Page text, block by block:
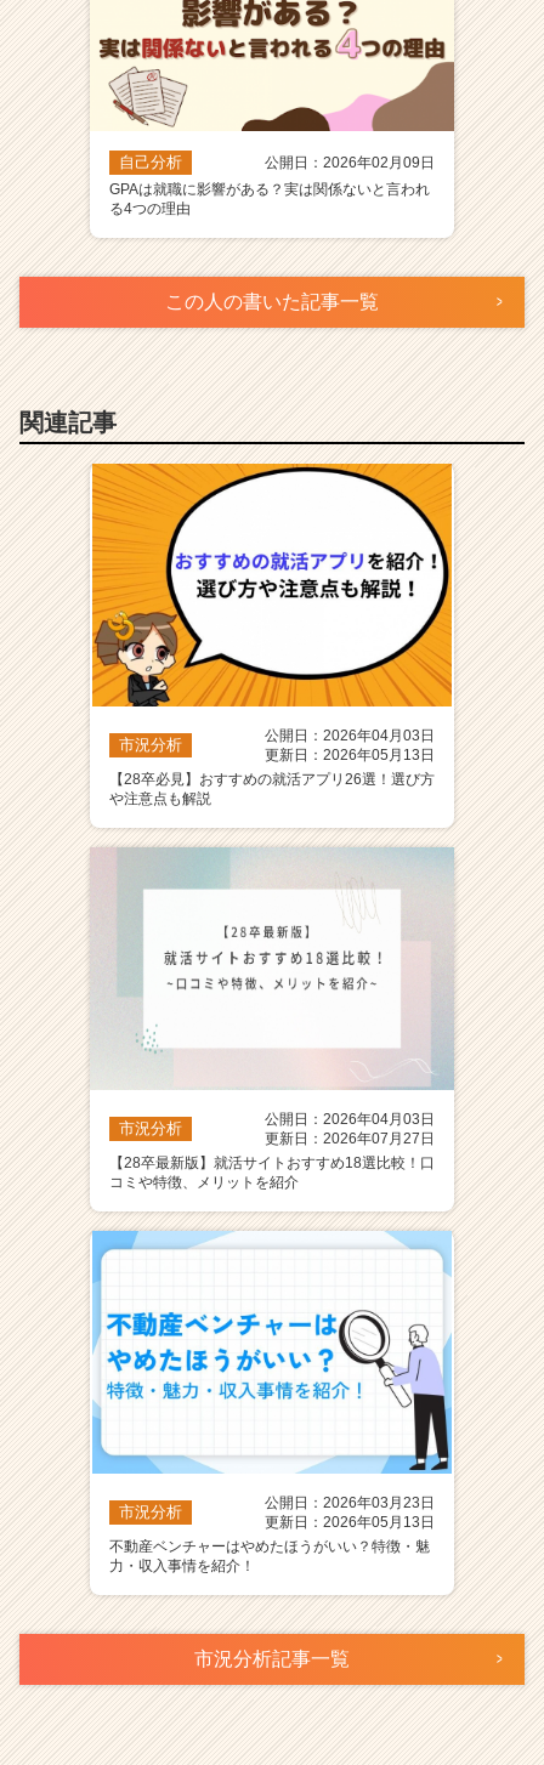
自己分析
公開日：2026年02月09日
GPAは就職に影響がある？実は関係ないと言われ
る4つの理由
この人の書いた記事一覧
関連記事
市況分析
公開日：2026年04月03日
更新日：2026年05月13日
【28卒必見】おすすめの就活アプリ26選！選び方
や注意点も解説
市況分析
公開日：2026年04月03日
更新日：2026年07月27日
【28卒最新版】就活サイトおすすめ18選比較！口
コミや特徴、メリットを紹介
市況分析
公開日：2026年03月23日
更新日：2026年05月13日
不動産ベンチャーはやめたほうがいい？特徴・魅
力・収入事情を紹介！
市況分析記事一覧